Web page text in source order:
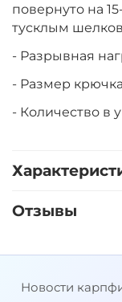
повернуто на
тусклым
- Разрывная
- Размер
- Количество в
Отзывы
Новости